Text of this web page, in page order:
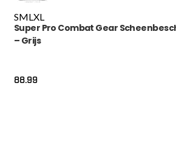
SMLXL
Super Pro Combat Gear
– Grijs
88.99